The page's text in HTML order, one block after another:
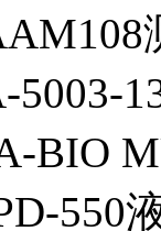
5003-
BIO
550